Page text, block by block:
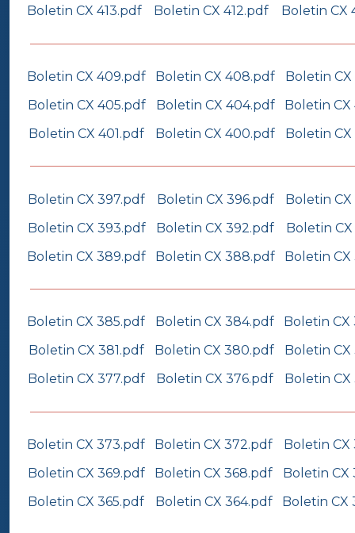
Boletin CX 413.pdf Boletin CX 412.pdf Boletin CX
Boletin CX 409.pdf Boletin CX 408.pdf
Boletin
Boletin CX 405.pdf
Boletin CX 404.pdf
Boletin
Boletin CX 401.pdf
Boletin CX 400.pdf Boletin
Boletin CX 397.pdf Boletin CX 396.pdf
Boletin
Boletin CX 393.pdf
Boletin CX 392.pdf
Boletin
Boletin CX 389.pdf
Boletin CX 388.pdf Boletin
Boletin CX 385.pdf Boletin CX 384.pdf
Boletin
Boletin CX 381.pdf
Boletin CX 380.pdf
Boletin
Boletin CX 377.pdf
Boletin CX 376.pdf Boletin
Boletin CX 373.pdf Boletin CX 372.pdf
Boletin CX
Boletin CX 369.pdf
Boletin CX 368.pdf
Boletin CX
Boletin CX 365.pdf
Boletin CX 364.pdf Boletin CX